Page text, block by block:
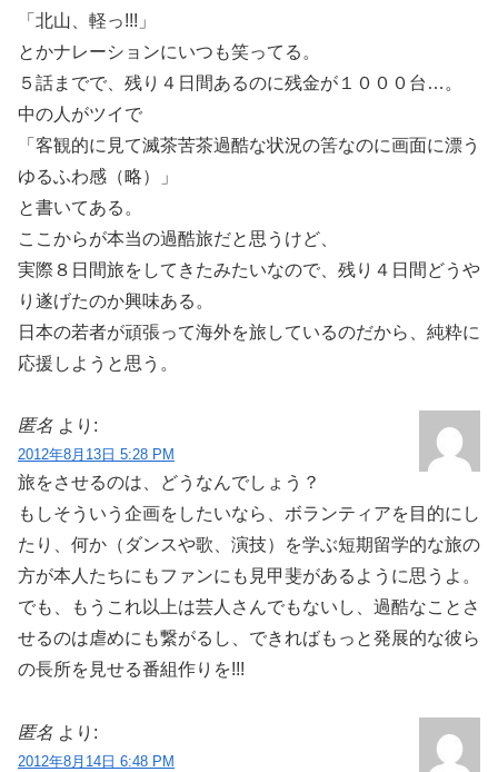
「北山、軽っ!!!」
とかナレーションにいつも笑ってる。
５話までで、残り４日間あるのに残金が１０００台…。
中の人がツイで
「客観的に見て滅茶苦茶過酷な状況の筈なのに画面に漂う
ゆるふわ感（略）」
と書いてある。
ここからが本当の過酷旅だと思うけど、
実際８日間旅をしてきたみたいなので、残り４日間どうや
り遂げたのか興味ある。
日本の若者が頑張って海外を旅しているのだから、純粋に
応援しようと思う。
匿名 より:
2012年8月13日 5:28 PM
旅をさせるのは、どうなんでしょう？
もしそういう企画をしたいなら、ボランティアを目的にし
たり、何か（ダンスや歌、演技）を学ぶ短期留学的な旅の
方が本人たちにもファンにも見甲斐があるように思うよ。
でも、もうこれ以上は芸人さんでもないし、過酷なことさ
せるのは虐めにも繋がるし、できればもっと発展的な彼ら
の長所を見せる番組作りを!!!
匿名 より:
2012年8月14日 6:48 PM